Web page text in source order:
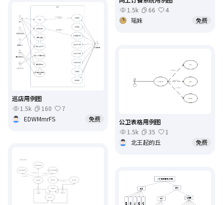
1.5k
66
4
瑶妹
免费
巡店用例图
1.5k
160
7
EDWMmrFS
免费
公卫表格用例图
1.5k
35
1
北王起的丘
免费